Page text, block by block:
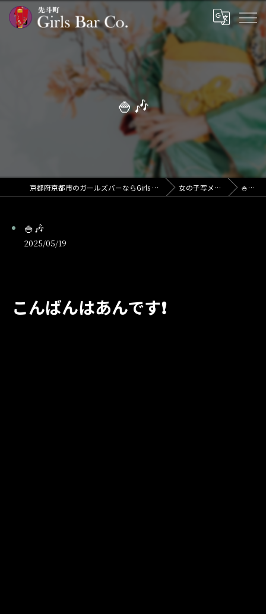
🍚🎶
京都府京都市のガールズバーならGirls Bar Co. 女の子写メ日記 🍚🎶
🍚🎶
2025/05/19
こんばんはあんです❗️